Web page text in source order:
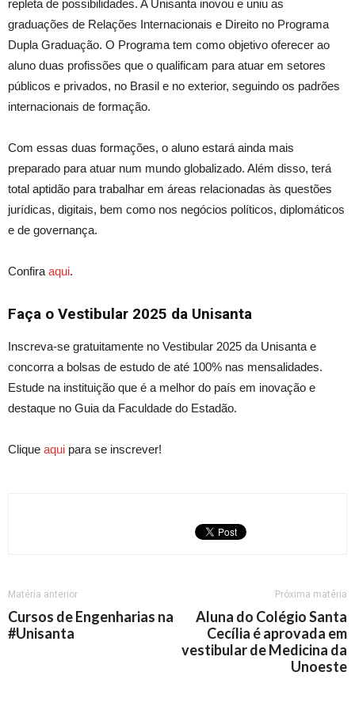
repleta de possibilidades. A Unisanta inovou e uniu as
graduações de Relações Internacionais e Direito no Programa
Dupla Graduação. O Programa tem como objetivo oferecer ao
aluno duas profissões que o qualificam para atuar em setores
públicos e privados, no Brasil e no exterior, seguindo os padrões
internacionais de formação.
Com essas duas formações, o aluno estará ainda mais
preparado para atuar num mundo globalizado. Além disso, terá
total aptidão para trabalhar em áreas relacionadas às questões
jurídicas, digitais, bem como nos negócios políticos, diplomáticos
e de governança.
Confira aqui.
Faça o Vestibular 2025 da Unisanta
Inscreva-se gratuitamente no Vestibular 2025 da Unisanta e
concorra a bolsas de estudo de até 100% nas mensalidades.
Estude na instituição que é a melhor do país em inovação e
destaque no Guia da Faculdade do Estadão.
Clique aqui para se inscrever!
Matéria anterior
Cursos de Engenharias na
#Unisanta
Próxima matéria
Aluna do Colégio Santa
Cecília é aprovada em
vestibular de Medicina da
Unoeste